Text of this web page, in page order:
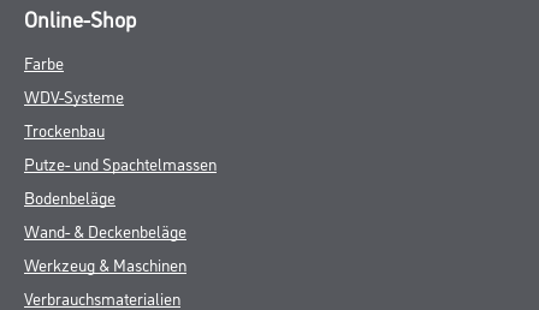
Online-Shop
Farbe
WDV-Systeme
Trockenbau
Putze- und Spachtelmassen
Bodenbeläge
Wand- & Deckenbeläge
Werkzeug & Maschinen
Verbrauchsmaterialien